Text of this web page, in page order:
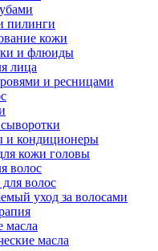
пилинги
кожи
и флюиды
лица
и ресницами
и кондиционеры
кожи головы
волос
волос
уход за волосами
масла